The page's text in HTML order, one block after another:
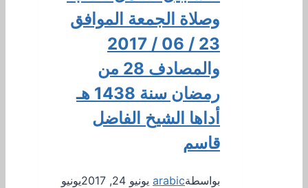
وصلاة الجمعة الموافق
23 / 06 / 2017
والمصادف 28 من
رمضان سنة 1438 هـ
أداها الشيخ الفاضل
قاسم
بواسطةarabic يونيو 24, 2017
يونيو